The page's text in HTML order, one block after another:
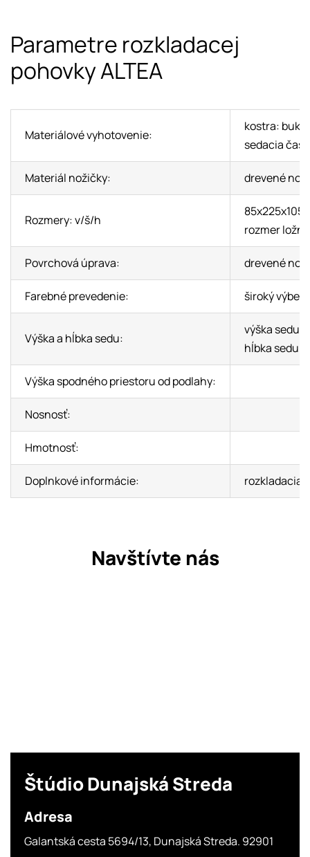
Parametre rozkladacej
pohovky ALTEA
Materiálové vyhotovenie:
kostra:
sedacia
Materiál nožičky: drevené
Rozmery: v/š/h
rozmer
Povrchová úprava: drevené
Farebné prevedenie: široký výber
Výška a hĺbka sedu:
výška sedu:
hĺbka sedu:
Výška spodného priestoru od podlahy:
Nosnosť:
Hmotnosť:
Doplnkové informácie: rozkladacia
Navštívte nás
ŠtúdioDunajská Streda
Adresa
Galantská cesta 5694/13, Dunajská Streda. 92901